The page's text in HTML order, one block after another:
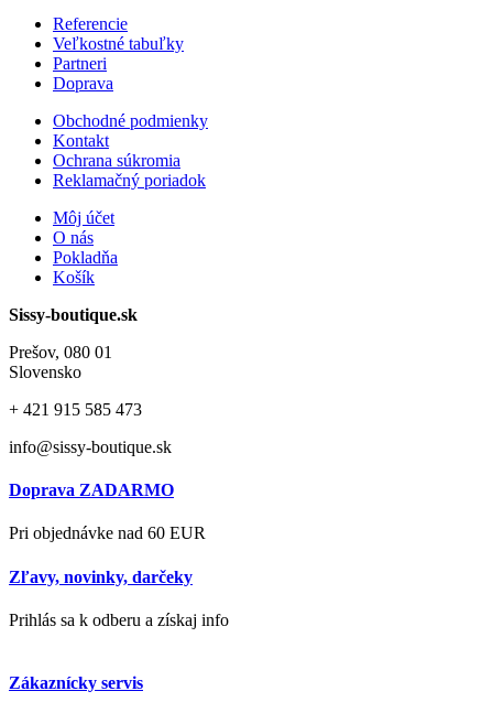
Referencie
Veľkostné tabuľky
Partneri
Doprava
Obchodné podmienky
Kontakt
Ochrana súkromia
Reklamačný poriadok
Môj účet
O nás
Pokladňa
Košík
Sissy-boutique.sk
Prešov, 080 01
Slovensko
+ 421 915 585 473
info@sissy-boutique.sk
Doprava ZADARMO
Pri objednávke nad 60 EUR
Zľavy, novinky, darčeky
Prihlás sa k odberu a získaj info
Zákaznícky servis